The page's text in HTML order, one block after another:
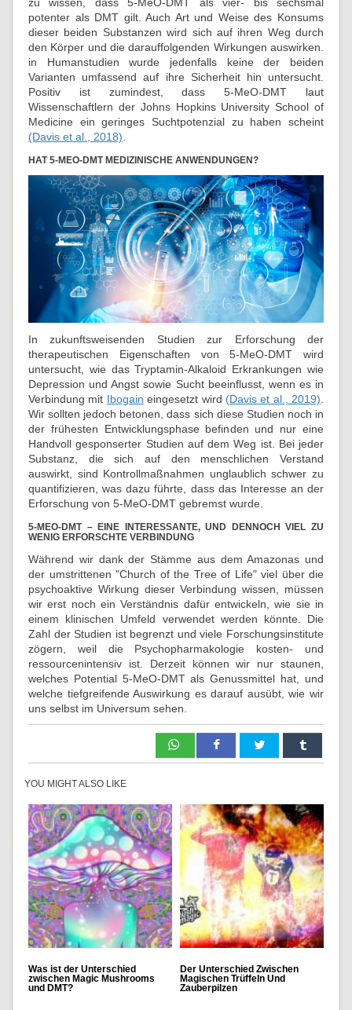
potenter als DMT gilt. Auch Art und Weise des Konsums
dieser beiden Substanzen wird sich auf ihren Weg durch
den Körper und die darauffolgenden Wirkungen auswirken.
in Humanstudien wurde jedenfalls keine der beiden
Varianten umfassend auf ihre Sicherheit hin untersucht.
Positiv ist zumindest, dass 5-MeO-DMT laut
Wissenschaftlern der Johns Hopkins University School of
Medicine ein geringes Suchtpotenzial zu haben scheint
(Davis et al., 2018)
HAT 5-MEO-DMT MEDIZINISCHE ANWENDUNGEN?
In zukunftsweisenden Studien zur Erforschung der
therapeutischen Eigenschaften von 5-MeO-DMT wird
untersucht, wie das Tryptamin-Alkaloid Erkrankungen wie
Depression und Angst sowie Sucht beeinflusst, wenn es in
Verbindung mit Ibogain eingesetzt wird (Davis et al., 2019)
Wir sollten jedoch betonen, dass sich diese Studien noch in
der frühesten Entwicklungsphase befinden und nur eine
Handvoll gesponserter Studien auf dem Weg ist. Bei jeder
Substanz, die sich auf den menschlichen Verstand
auswirkt, sind Kontrollmaßnahmen unglaublich schwer zu
quantifizieren, was dazu führte, dass das Interesse an der
Erforschung von 5-MeO-DMT gebremst wurde.
5-MEO-DMT – EINE INTERESSANTE, UND DENNOCH VIEL ZU
WENIG ERFORSCHTE VERBINDUNG
Während wir dank der Stämme aus dem Amazonas und
der umstrittenen "Church of the Tree of Life" viel über die
psychoaktive Wirkung dieser Verbindung wissen, müssen
wir erst noch ein Verständnis dafür entwickeln, wie sie in
einem klinischen Umfeld verwendet werden könnte. Die
Zahl der Studien ist begrenzt und viele Forschungsinstitute
zögern, weil die Psychopharmakologie kosten- und
ressourcenintensiv ist. Derzeit können wir nur staunen,
welches Potential 5-MeO-DMT als Genussmittel hat, und
welche tiefgreifende Auswirkung es darauf ausübt, wie wir
uns selbst im Universum sehen.
YOU MIGHT ALSO LIKE
Was ist der Unterschied
zwischen Magic Mushrooms
und DMT?
Der Unterschied Zwischen
Magischen Trüffeln Und
Zauberpilzen